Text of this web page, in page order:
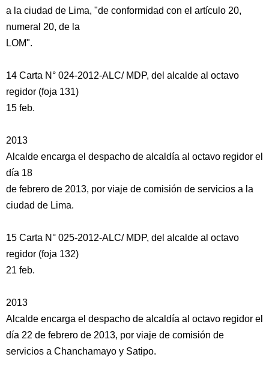
a la ciudad de Lima, "de conformidad con el artículo 20,
numeral 20, de la
LOM".
14 Carta N° 024-2012-ALC/ MDP, del alcalde al octavo
regidor (foja 131)
15 feb.
2013
Alcalde encarga el despacho de alcaldía al octavo regidor el
día 18
de febrero de 2013, por viaje de comisión de servicios a la
ciudad de Lima.
15 Carta N° 025-2012-ALC/ MDP, del alcalde al octavo
regidor (foja 132)
21 feb.
2013
Alcalde encarga el despacho de alcaldía al octavo regidor el
día 22 de febrero de 2013, por viaje de comisión de
servicios a Chanchamayo y Satipo.